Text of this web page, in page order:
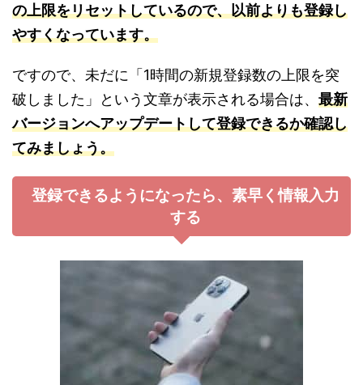
の上限をリセットしているので、以前よりも登録し
やすくなっています。
ですので、未だに「1時間の新規登録数の上限を突
破しました」という文章が表示される場合は、 最新
バージョンへアップデートして登録できるか確認し
てみましょう。
登録できるようになったら、素早く情報入力
する